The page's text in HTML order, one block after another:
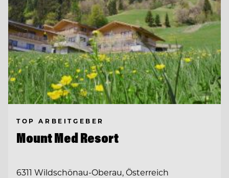
TOP ARBEITGEBER
Mount Med Resort
6311 Wildschönau-Oberau, Österreich